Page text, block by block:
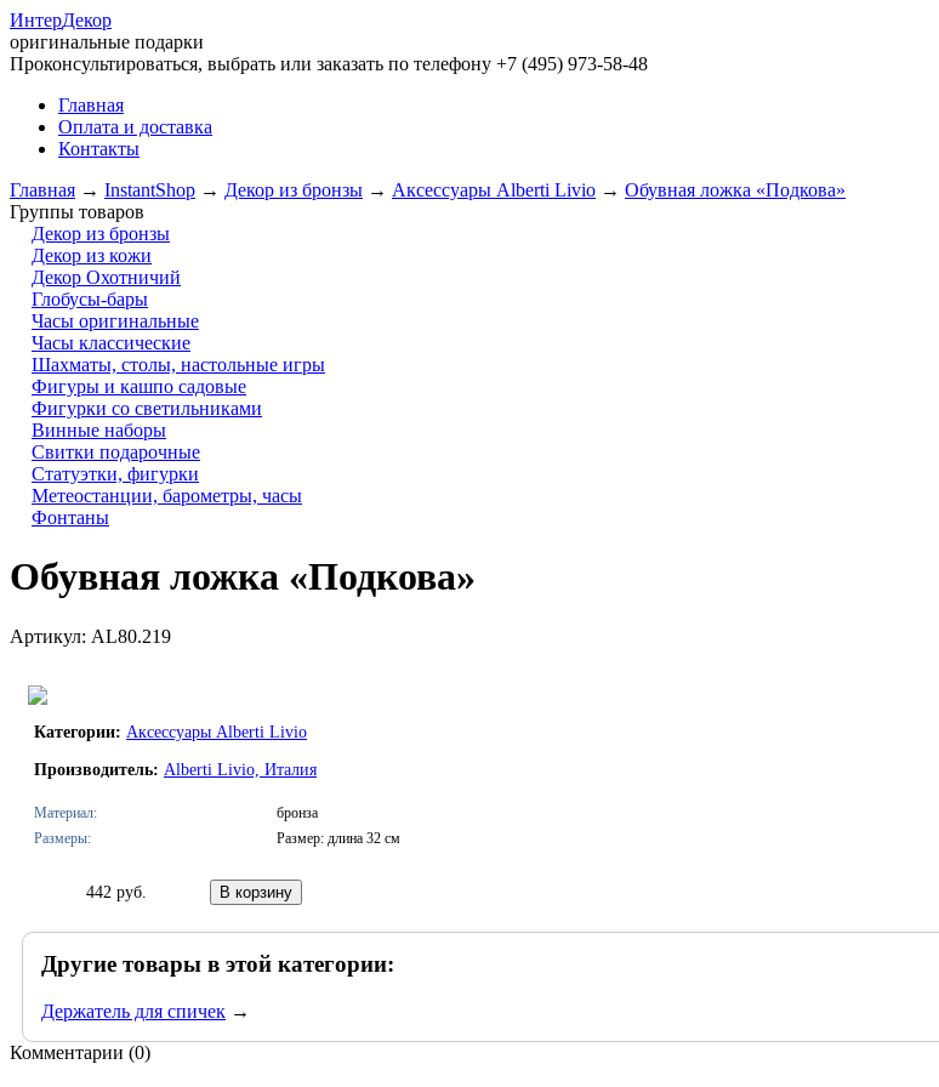
ИнтерДекор
оригинальные подарки
Проконсультироваться, выбрать или заказать по телефону +7 (495) 973-58-48
Главная
Оплата и доставка
Контакты
Главная → InstantShop → Декор из бронзы → Аксессуары Alberti Livio → Обувная ложка «Подкова»
Группы товаров
Декор из бронзы
Декор из кожи
Декор Охотничий
Глобусы-бары
Часы оригинальные
Часы классические
Шахматы, столы, настольные игры
Фигуры и кашпо садовые
Фигурки со светильниками
Винные наборы
Свитки подарочные
Статуэтки, фигурки
Метеостанции, барометры, часы
Фонтаны
Обувная ложка «Подкова»
Артикул: AL80.219
Категории: Аксессуары Alberti Livio
Производитель: Alberti Livio, Италия
Материал:
бронза
Размеры:
Размер: длина 32 см
442 руб.
Другие товары в этой категории:
Держатель для спичек →
Комментарии (0)